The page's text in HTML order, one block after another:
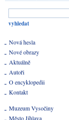
Nová hesla
Nové obrazy
Aktuálně
Autoři
O encyklopedii
Kontakt
Muzeum Vysočiny
Město Jihlava